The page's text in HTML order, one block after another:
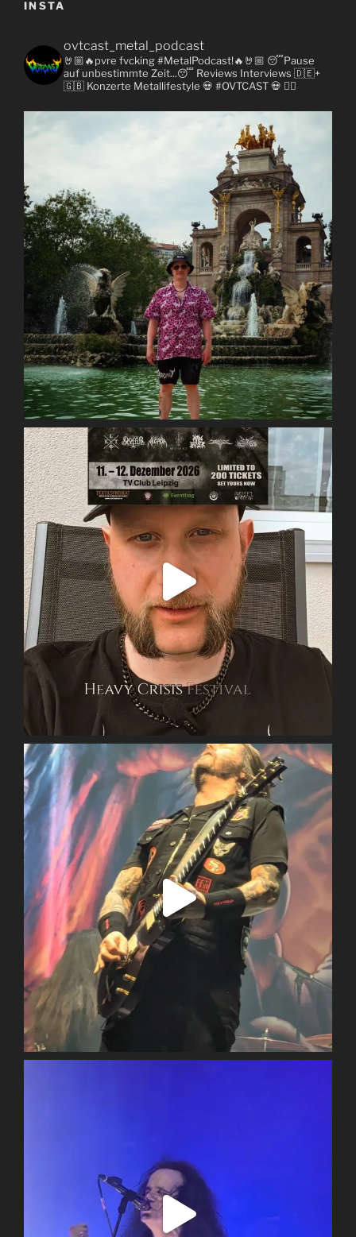
INSTA
ovtcast_metal_podcast
🤘🏼🔥pvre fvcking #MetalPodcast!🔥🤘🏼 😴Pause
auf unbestimmte Zeit...😴 Reviews Interviews 🇩🇪+
🇬🇧 Konzerte Metallifestyle 💀 #OVTCAST 💀 👇🏼